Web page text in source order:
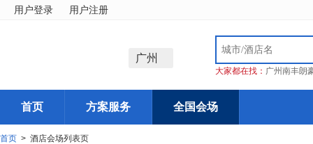
用户登录 用户注册
广州
大家都在找： 广州南丰朗
首页 方案服务 全国会场
首页 > 酒店会场列表页